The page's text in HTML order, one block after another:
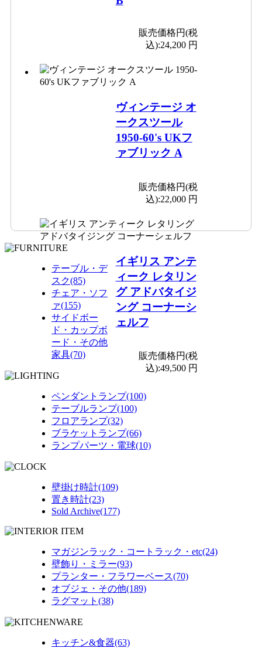
販売価格円(税
込):24,200 円
ヴィンテージ オ
ークスツール
1950-60's UKフ
ァブリック A
販売価格円(税
込):22,000 円
イギリス アンテ
ィーク レタリン
グ アドバタイジ
ング コーナーシ
ェルフ
販売価格円(税
込):49,500 円
テーブル・デ
スク(85)
チェア・ソフ
ァ(155)
サイドボー
ド・カップボ
ード・その他
家具(70)
ペンダントランプ(100)
テーブルランプ(100)
フロアランプ(32)
ブラケットランプ(66)
ランプパーツ・電球(10)
壁掛け時計(109)
置き時計(23)
Sold Archive(177)
マガジンラック・コートラック・etc(24)
壁飾り・ミラー(93)
プランター・フラワーベース(70)
オブジェ・その他(189)
ラグマット(38)
キッチン&食器(63)